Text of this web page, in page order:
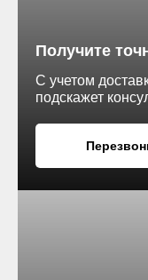
Ролтэк
даже
Получите
С учетом
подскажет